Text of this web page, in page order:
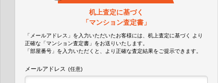
机上査定に基づく
「マンション査定書」
「メールアドレス」を入力いただいたお客様には、机上査定に基づく
より
正確な 「マンション査定書」 をお送りいたします。
「部屋番号」を入力いただくと、より正確な査定結果をご提示できます。
メールアドレス (任意)